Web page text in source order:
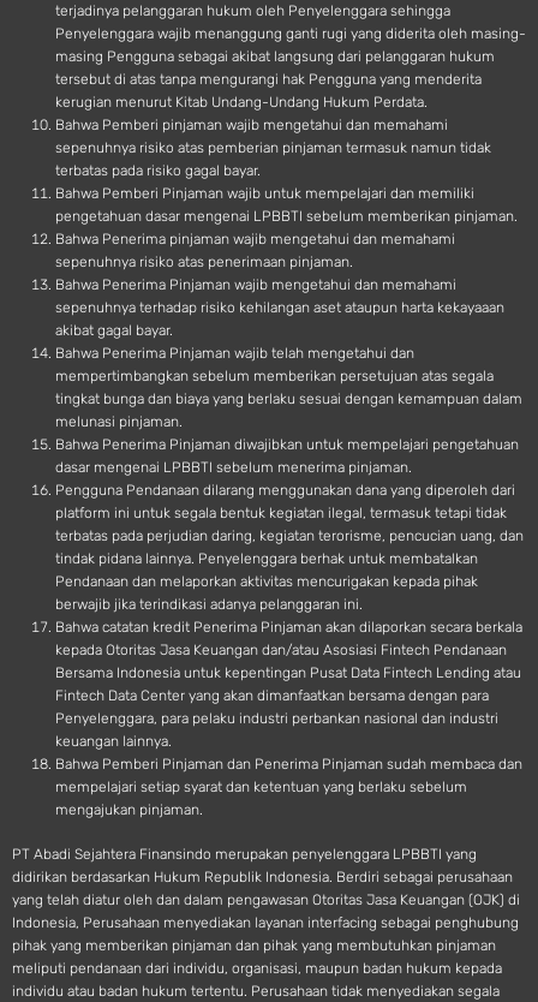
terjadinya pelanggaran hukum oleh Penyelenggara sehingga
Penyelenggara wajib menanggung ganti rugi yang diderita oleh masing-
masing Pengguna sebagai akibat langsung dari pelanggaran hukum
tersebut di atas tanpa mengurangi hak Pengguna yang menderita
kerugian menurut Kitab Undang-Undang Hukum Perdata.
Bahwa Pemberi pinjaman wajib mengetahui dan memahami
sepenuhnya risiko atas pemberian pinjaman termasuk namun tidak
terbatas pada risiko gagal bayar.
Bahwa Pemberi Pinjaman wajib untuk mempelajari dan memiliki
pengetahuan dasar mengenai LPBBTI sebelum memberikan pinjaman.
Bahwa Penerima pinjaman wajib mengetahui dan memahami
sepenuhnya risiko atas penerimaan pinjaman.
Bahwa Penerima Pinjaman wajib mengetahui dan memahami
sepenuhnya terhadap risiko kehilangan aset ataupun harta kekayaaan
akibat gagal bayar.
Bahwa Penerima Pinjaman wajib telah mengetahui dan
mempertimbangkan sebelum memberikan persetujuan atas segala
tingkat bunga dan biaya yang berlaku sesuai dengan kemampuan dalam
melunasi pinjaman.
Bahwa Penerima Pinjaman diwajibkan untuk mempelajari pengetahuan
dasar mengenai LPBBTI sebelum menerima pinjaman.
Pengguna Pendanaan dilarang menggunakan dana yang diperoleh dari
platform ini untuk segala bentuk kegiatan ilegal, termasuk tetapi tidak
terbatas pada perjudian daring, kegiatan terorisme, pencucian uang, dan
tindak pidana lainnya. Penyelenggara berhak untuk membatalkan
Pendanaan dan melaporkan aktivitas mencurigakan kepada pihak
berwajib jika terindikasi adanya pelanggaran ini.
Bahwa catatan kredit Penerima Pinjaman akan dilaporkan secara berkala
kepada Otoritas Jasa Keuangan dan/atau Asosiasi Fintech Pendanaan
Bersama Indonesia untuk kepentingan Pusat Data Fintech Lending atau
Fintech Data Center yang akan dimanfaatkan bersama dengan para
Penyelenggara, para pelaku industri perbankan nasional dan industri
keuangan lainnya.
Bahwa Pemberi Pinjaman dan Penerima Pinjaman sudah membaca dan
mempelajari setiap syarat dan ketentuan yang berlaku sebelum
mengajukan pinjaman.
PT Abadi Sejahtera Finansindo merupakan penyelenggara LPBBTI yang
didirikan berdasarkan Hukum Republik Indonesia. Berdiri sebagai perusahaan
yang telah diatur oleh dan dalam pengawasan Otoritas Jasa Keuangan (OJK) di
Indonesia, Perusahaan menyediakan layanan interfacing sebagai penghubung
pihak yang memberikan pinjaman dan pihak yang membutuhkan pinjaman
meliputi pendanaan dari individu, organisasi, maupun badan hukum kepada
individu atau badan hukum tertentu. Perusahaan tidak menyediakan segala